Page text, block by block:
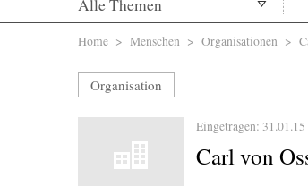
Alle Themen
Sie sind hier
Home > Menschen > Organisationen >
Organisation
Eingetragen: 31.01.15
Carl von